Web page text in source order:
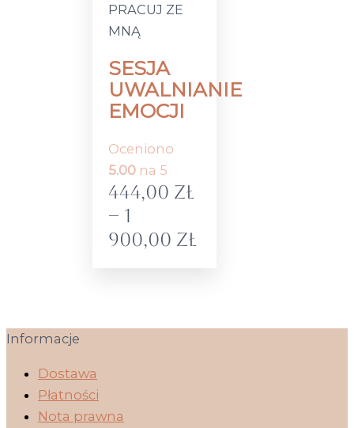
PRACUJ ZE
MNĄ
SESJA
UWALNIANIE
EMOCJI
Oceniono
5.00na 5
444,00 zł
– 1
900,00 zł
Informacje
Dostawa
Płatności
Nota prawna